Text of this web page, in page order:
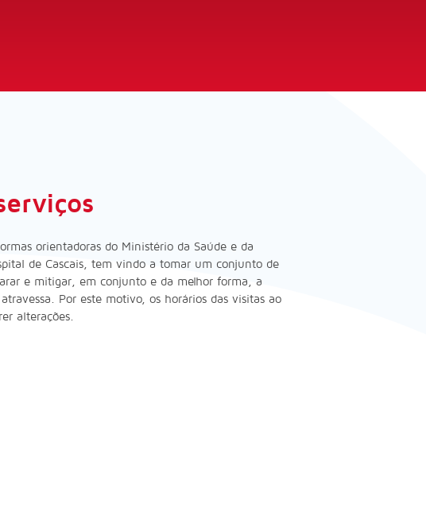
orientadoras do Ministério da Saúde e da
de Cascais, tem vindo a tomar um conjunto de
e mitigar, em conjunto e da melhor forma, a
Por este motivo, os horários das visitas ao
alterações.